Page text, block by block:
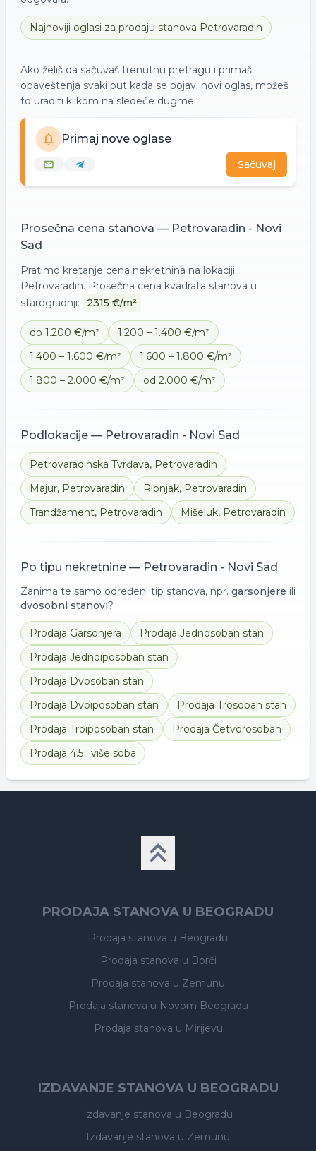
Najnoviji oglasi za prodaju stanova Petrovaradin
Ako želiš da sačuvaš trenutnu pretragu i primaš
obaveštenja svaki put kada se pojavi novi oglas, možeš
to uraditi klikom na sledeće dugme.
Primaj nove oglase
Sačuvaj
Prosečna cena stanova — Petrovaradin - Novi
Sad
Pratimo kretanje cena nekretnina na lokaciji
Petrovaradin. Prosečna cena kvadrata stanova u
starogradnji:
2315 €/m²
do 1.200 €/m²
1.200 – 1.400 €/m²
1.400 – 1.600 €/m²
1.600 – 1.800 €/m²
1.800 – 2.000 €/m²
od 2.000 €/m²
Podlokacije — Petrovaradin - Novi Sad
Petrovaradinska Tvrđava, Petrovaradin
Majur, Petrovaradin Ribnjak, Petrovaradin
Trandžament, Petrovaradin Mišeluk, Petrovaradin
Po tipu nekretnine — Petrovaradin - Novi Sad
Zanima te samo određeni tip stanova, npr. garsonjere ili
dvosobni stanovi?
Prodaja Garsonjera Prodaja Jednosoban stan
Prodaja Jednoiposoban stan
Prodaja Dvosoban stan
Prodaja Dvoiposoban stan Prodaja Trosoban stan
Prodaja Troiposoban stan Prodaja Četvorosoban
Prodaja 4.5 i više soba
PRODAJA STANOVA U BEOGRADU
Prodaja stanova u Beogradu
Prodaja stanova u Borči
Prodaja stanova u Zemunu
Prodaja stanova u Novom Beogradu
Prodaja stanova u Mirijevu
IZDAVANJE STANOVA U BEOGRADU
Izdavanje stanova u Beogradu
Izdavanje stanova u Zemunu